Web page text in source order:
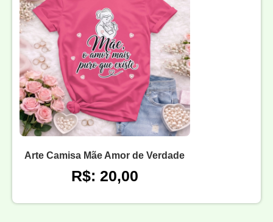
Arte Camisa Mãe Amor de Verdade
R$: 20,00